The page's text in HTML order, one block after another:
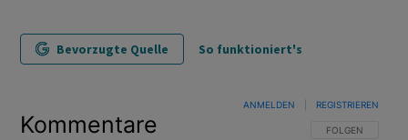
Bevorzugte Quelle So funktioniert's
Kommentare FOLGE DIESER
FOLGEN
ANMELDEN REGISTRIEREN